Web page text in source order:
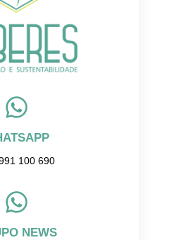
100 690
NEWS